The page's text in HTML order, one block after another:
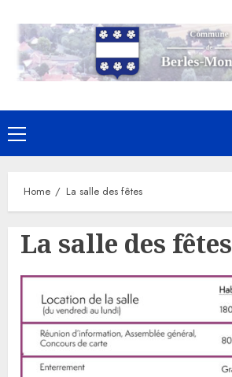
content
Primary
Menu
Home La salle des fêtes
La salle des fêtes